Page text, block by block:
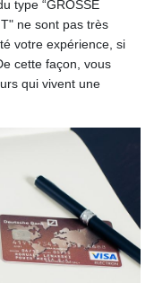
type “GROSSE
ne sont pas très
votre expérience, si
cette façon, vous
qui vivent une